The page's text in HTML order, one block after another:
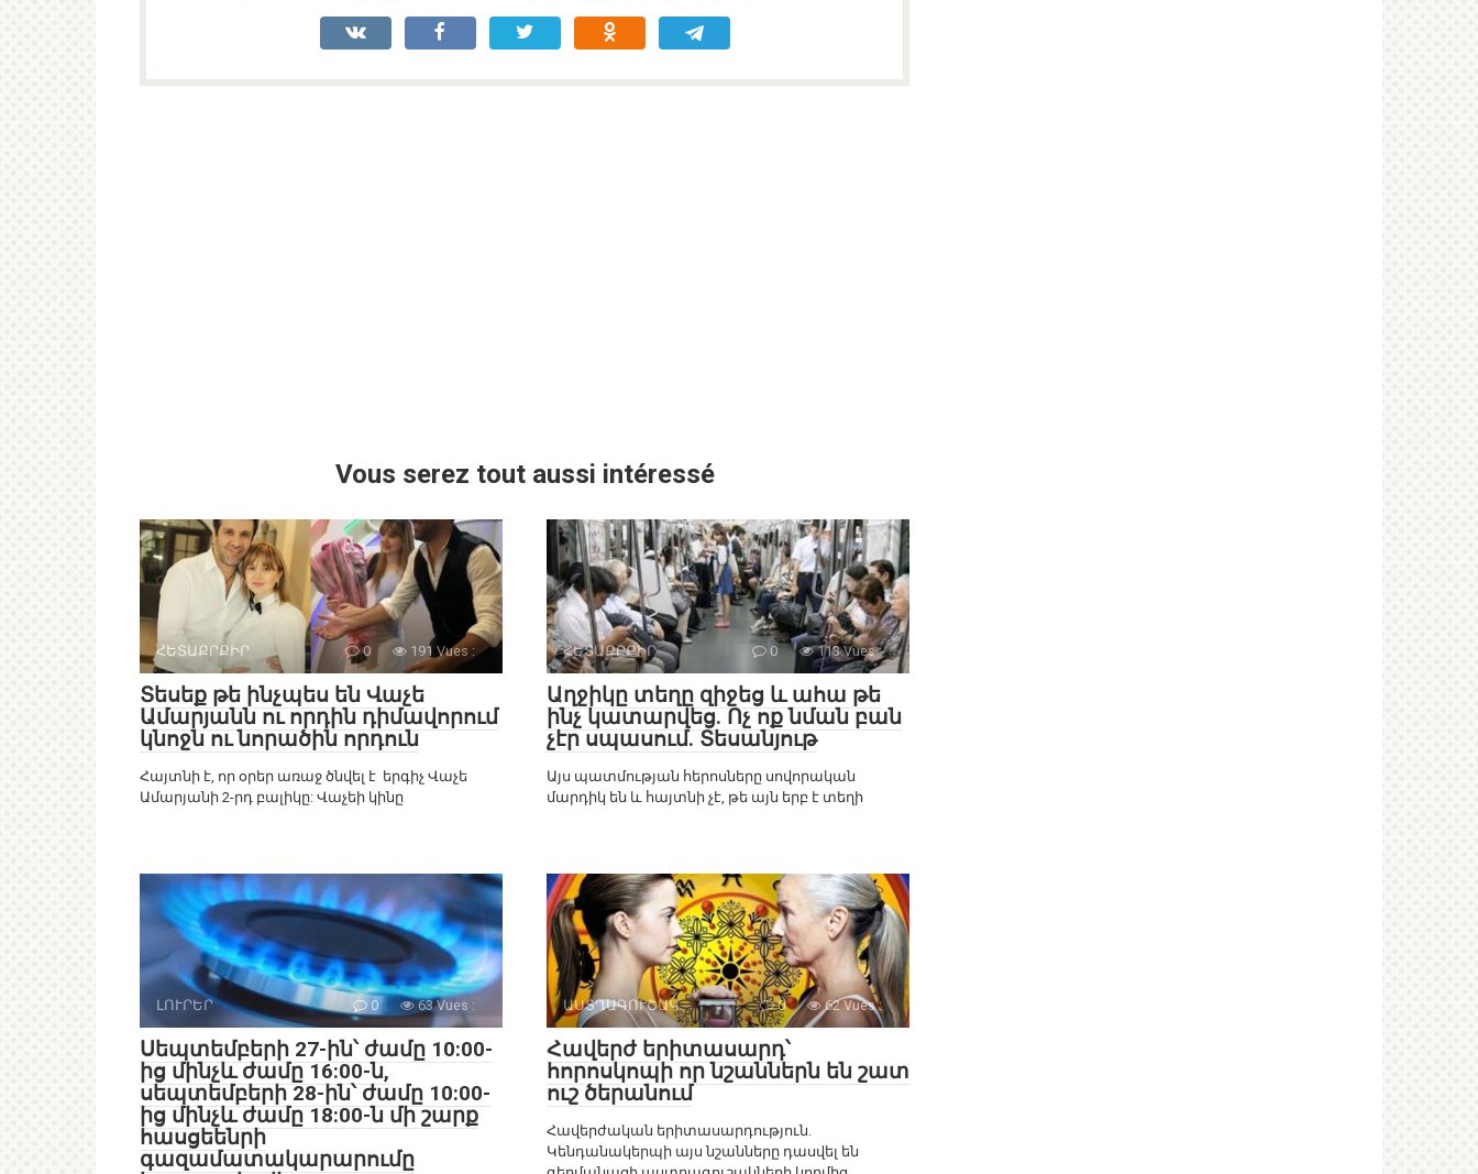
Vous serez tout aussi intéressé
ՀԵՏԱՔՐՔԻՐ 0 191 Vues :
Տեսեք թե ինչպես են Վաչե
Ամարյանն ու որդին դիմավորում
կնոջն ու նորածին որդուն
Հայտնի է, որ օրեր առաջ ծնվել է երգիչ Վաչե
Ամարյանի 2-րդ բալիկը: Վաչեի կինը
ՀԵՏԱՔՐՔԻՐ 0 113 Vues :
Աղջիկը տեղը զիջեց և ահա թե
ինչ կատարվեց. Ոչ ոք նման բան
չէր սպասում. Տեսանյութ
Այս պատմության հերոսները սովորական
մարդիկ են և հայտնի չէ, թե այն երբ է տեղի
ԼՈՒՐԵՐ 0 63 Vues :
Սեպտեմբերի 27-ին՝ ժամը 10:00-
ից մինչև ժամը 16:00-ն,
սեպտեմբերի 28-ին՝ ժամը 10:00-
ից մինչև ժամը 18:00-ն մի շարք
հասցեենրի
գազամատակարարումը
ԱՍՏՂԱԳՈՒՇԱԿ 0 62 Vues :
Հավերժ երիտասարդ՝
հորոսկոպի որ նշաններն են շատ
ուշ ծերանում
Հավերժական երիտասարդություն.
Կենդանակերպի այս նշանները դասվել են